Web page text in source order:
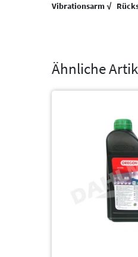
Vibrationsarm √
Ähnliche